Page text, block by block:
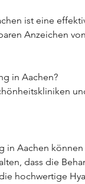
ist eine
Anzeichen
in Aachen?
in Aachen
dass die
hochwertige